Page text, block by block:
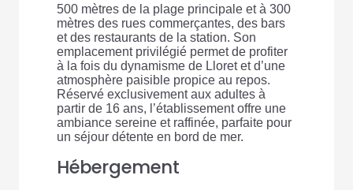
500 mètres de la plage principale et à 300
mètres des rues commerçantes, des bars
et des restaurants de la station. Son
emplacement privilégié permet de profiter
à la fois du dynamisme de Lloret et d’une
atmosphère paisible propice au repos.
Réservé exclusivement aux adultes à
partir de 16 ans, l’établissement offre une
ambiance sereine et raffinée, parfaite pour
un séjour détente en bord de mer.
Hébergement